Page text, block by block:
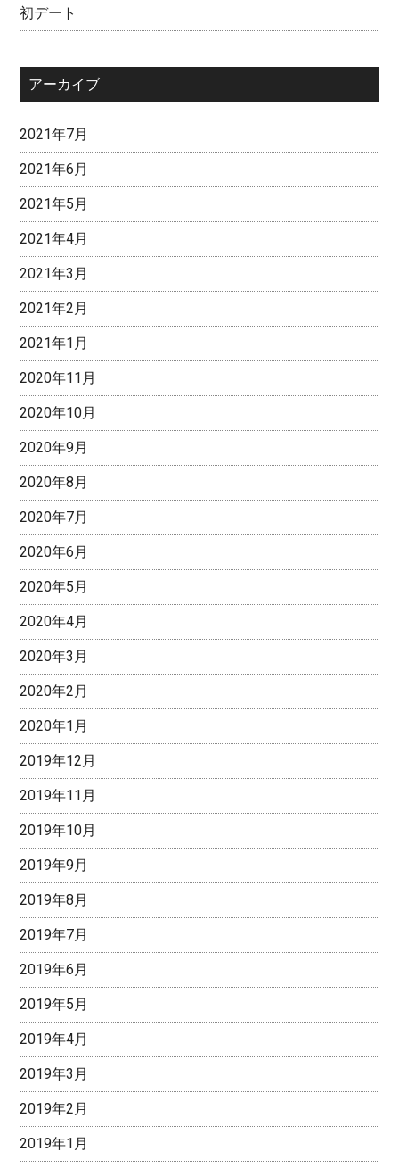
初デート
アーカイブ
2021年7月
2021年6月
2021年5月
2021年4月
2021年3月
2021年2月
2021年1月
2020年11月
2020年10月
2020年9月
2020年8月
2020年7月
2020年6月
2020年5月
2020年4月
2020年3月
2020年2月
2020年1月
2019年12月
2019年11月
2019年10月
2019年9月
2019年8月
2019年7月
2019年6月
2019年5月
2019年4月
2019年3月
2019年2月
2019年1月